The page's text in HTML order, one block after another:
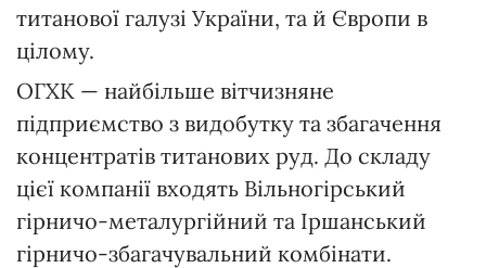
титанової галузі України, та й Європи в
цілому.
ОГХК — найбільше вітчизняне
підприємство з видобутку та збагачення
концентратів титанових руд. До складу
цієї компанії входять Вільногірський
гірничо-металургійний та Іршанський
гірничо-збагачувальний комбінати.